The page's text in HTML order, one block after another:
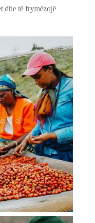
dhe të frymëzojë